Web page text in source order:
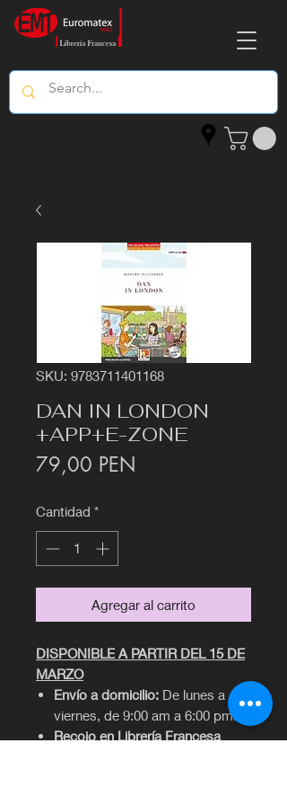
SKU: 9783711401168
DAN IN LONDON
+APP+E-ZONE
79,00 PEN
Cantidad *
Agregar al carrito
DISPONIBLE A PARTIR DEL 15 DE
MARZO
Envío a domicilio: De lunes a
viernes, de 9:00 am a 6:00 pm.
Recojo en Librería Francesa